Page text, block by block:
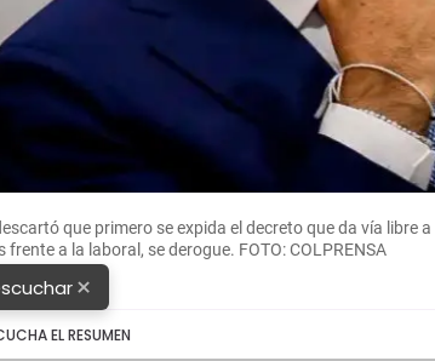
que primero se expida el decreto que da vía libre
frente a la laboral, se derogue. FOTO: COLPRENSA
×
EL RESUMEN